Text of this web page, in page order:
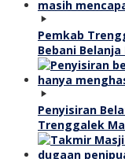
Pemkab
Bebani
Penyisiran
Trenggalek